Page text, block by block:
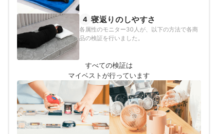
4 寝返りのしやすさ
各属性のモニター30人が、以下の方法で各商
品の検証を行いました。
すべての検証は
マイベストが行っています